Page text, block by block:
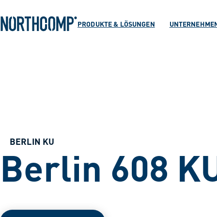
Zur Navigation springen
PRODUKTE & LÖSUNGEN
BERLIN KU
Berlin 608